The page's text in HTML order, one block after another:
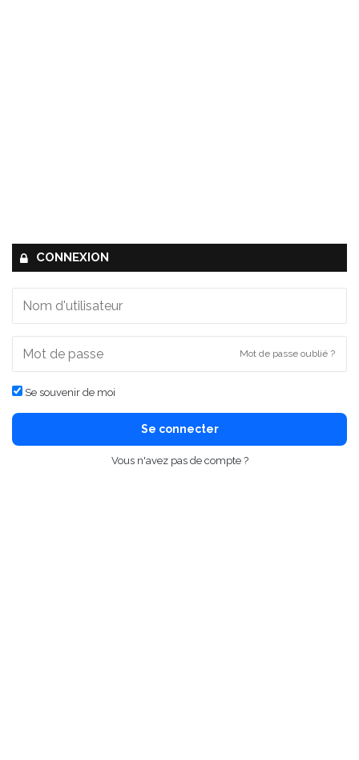
CONNEXION
Mot de passe oublié ?
Se souvenir de moi
Se connecter
Vous n'avez pas de compte ?